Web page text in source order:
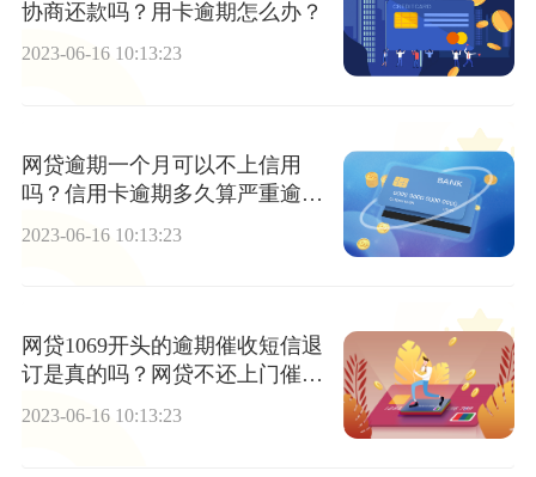
协商还款吗？用卡逾期怎么办？
2023-06-16 10:13:23
网贷逾期一个月可以不上信用
吗？信用卡逾期多久算严重逾
2023-06-16 10:13:23
网贷1069开头的逾期催收短信退
订是真的吗？网贷不还上门催收
找不到当事人怎么办？-今日快讯
2023-06-16 10:13:23